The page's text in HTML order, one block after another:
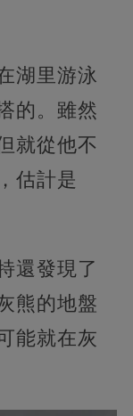
湖里游泳
的。雖然
就從他不
估計是
還發現了
熊的地盤
能就在灰